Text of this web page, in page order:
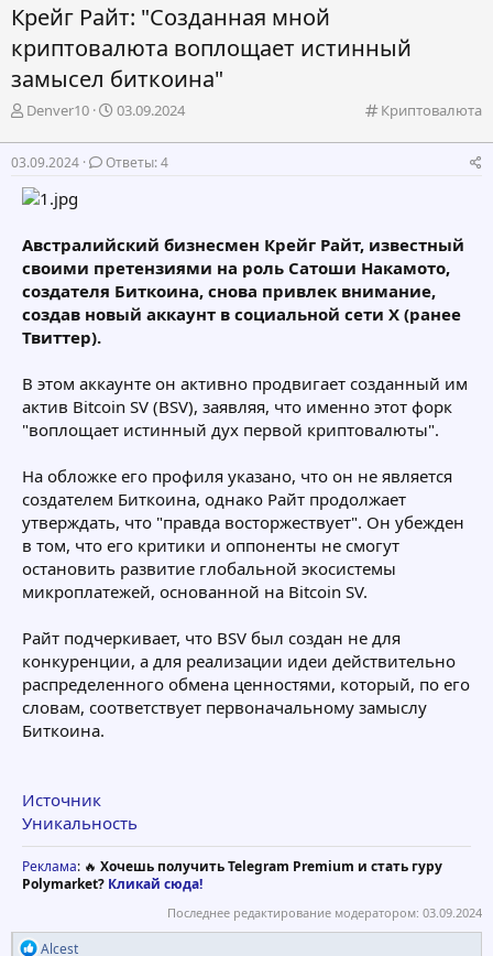
Крейг Райт: "Созданная мной
криптовалюта воплощает истинный
замысел биткоина"
К
т
и
я
Криптовалюта
А
т
о
р
т
м
ы
Denver10
Д
т
а
а
л
а
03.09.2024
03.09.2024 Ответы: 4
Австралийский бизнесмен Крейг Райт, известный
своими претензиями на роль Сатоши Накамото,
создателя Биткоина, снова привлек внимание,
создав новый аккаунт в социальной сети X (ранее
Твиттер).
В этом аккаунте он активно продвигает созданный им
актив Bitcoin SV (BSV), заявляя, что именно этот форк
"воплощает истинный дух первой криптовалюты".
На обложке его профиля указано, что он не является
создателем Биткоина, однако Райт продолжает
утверждать, что "правда восторжествует". Он убежден
в том, что его критики и оппоненты не смогут
остановить развитие глобальной экосистемы
микроплатежей, основанной на Bitcoin SV.
Райт подчеркивает, что BSV был создан не для
конкуренции, а для реализации идеи действительно
распределенного обмена ценностями, который, по его
словам, соответствует первоначальному замыслу
Биткоина.
Источник
Уникальность
Реклама: 🔥 Хочешь получить Telegram Premium и стать гуру
Polymarket? Кликай сюда!
Последнее редактирование модератором: 03.09.2024
Р
Alcest